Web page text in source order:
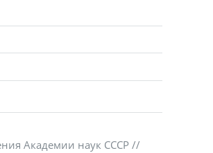
Академии наук СССР //